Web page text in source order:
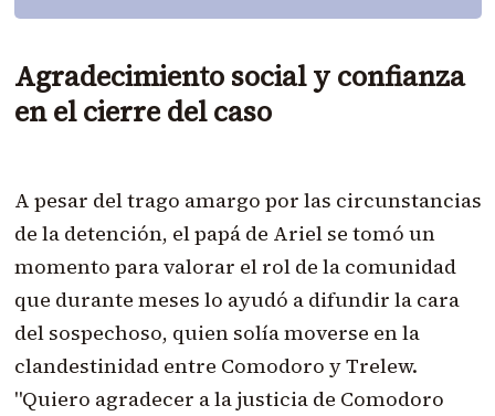
Agradecimiento social y confianza
en el cierre del caso
A pesar del trago amargo por las circunstancias
de la detención, el papá de Ariel se tomó un
momento para valorar el rol de la comunidad
que durante meses lo ayudó a difundir la cara
del sospechoso, quien solía moverse en la
clandestinidad entre Comodoro y Trelew.
"Quiero agradecer a la justicia de Comodoro